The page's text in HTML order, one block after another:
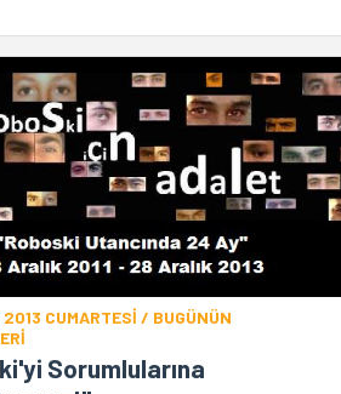
CUMARTESİ / BUGÜNÜN
Sorumlularına